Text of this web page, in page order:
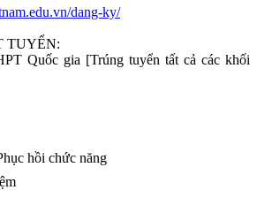
dang-ky/
TUYỂN:
Quốc gia [Trúng tuyển tất cả các khối
hồi chức năng